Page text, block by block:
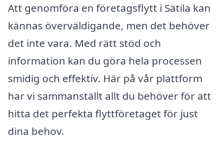
Att genomföra en företagsflytt i Sätila kan
kännas överväldigande, men det behöver
det inte vara. Med rätt stöd och
information kan du göra hela processen
smidig och effektiv. Här på vår plattform
har vi sammanställt allt du behöver för att
hitta det perfekta flyttföretaget för just
dina behov.